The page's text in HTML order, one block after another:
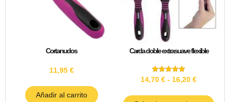
Cortanudos
11,95 €
Añadir al carrito
Carda doble extrasuave flexible
Valorado
con
de 5
14,70 € - 16,20 €